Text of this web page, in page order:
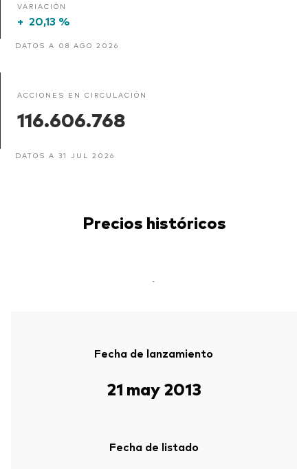
VARIACIÓN
+ 20,13 %
DATOS A 08 AGO 2026
ACCIONES EN CIRCULACIÓN
116.606.768
DATOS A 31 JUL 2026
Precios históricos
-
Fecha de lanzamiento
21 may 2013
Fecha de listado